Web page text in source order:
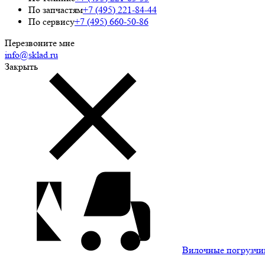
По запчастям+7 (495) 221-84-44
По сервису+7 (495) 660-50-86
Перезвоните мне
info@sklad.ru
Закрыть
Вилочные